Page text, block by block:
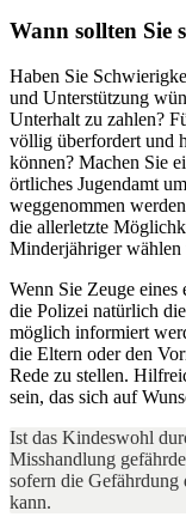
Wann sollten Sie
Haben Sie
und Unterstützung
Unterhalt zu zahlen?
völlig überfordert und
können? Machen Sie
örtliches Jugendamt
weggenommen
die allerletzte
Minderjähriger wählen
Wenn Sie Zeuge
die Polizei natürlich
möglich informiert
die Eltern oder den
Rede zu stellen.
sein, das sich auf
Ist das Kindeswohl
Misshandlung
sofern die Gefährdung
kann.